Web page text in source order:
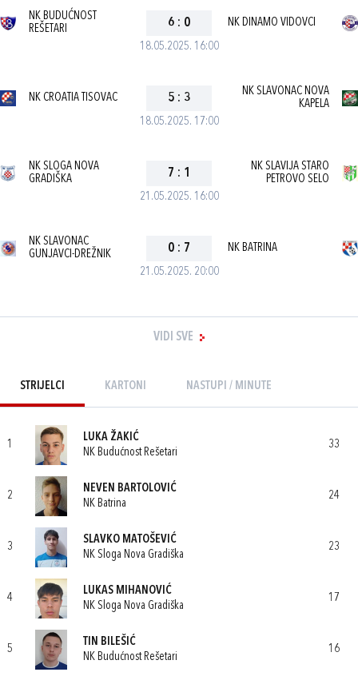
18.05.2025. 16:00
NK BUDUĆNOST
REŠETARI
6 : 0 NK DINAMO VIDOVCI
18.05.2025. 17:00
NK CROATIA TISOVAC 5 : 3
NK SLAVONAC NOVA
KAPELA
21.05.2025. 16:00
NK SLOGA NOVA
GRADIŠKA
7 : 1
NK SLAVIJA STARO
PETROVO SELO
21.05.2025. 20:00
NK SLAVONAC
GUNJAVCI-DREŽNIK
0 : 7 NK BATRINA
VIDI SVE
STRIJELCI KARTONI NASTUPI / MINUTE
1
LUKA ŽAKIĆ
NK Budućnost Rešetari
33
2
NEVEN BARTOLOVIĆ
NK Batrina
24
3
SLAVKO MATOŠEVIĆ
NK Sloga Nova Gradiška
23
4
LUKAS MIHANOVIĆ
NK Sloga Nova Gradiška
17
5
TIN BILEŠIĆ
NK Budućnost Rešetari
16